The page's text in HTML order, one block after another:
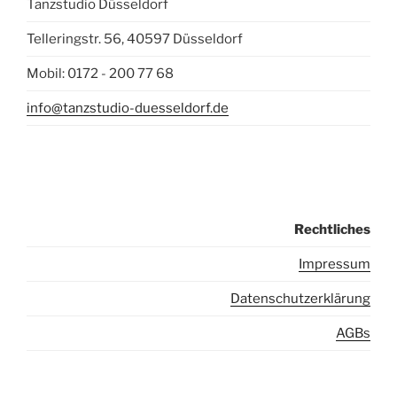
Tanzstudio Düsseldorf
Telleringstr. 56, 40597 Düsseldorf
Mobil: 0172 - 200 77 68
info@tanzstudio-duesseldorf.de
Rechtliches
Impressum
Datenschutzerklärung
AGBs